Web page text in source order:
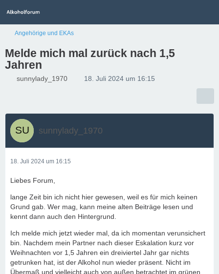
Angehörige und EKAs
Melde mich mal zurück nach 1,5
Jahren
sunnylady_1970 18. Juli 2024 um 16:15
sunnylady_1970
18. Juli 2024 um 16:15
Liebes Forum,
lange Zeit bin ich nicht hier gewesen, weil es für mich keinen
Grund gab. Wer mag, kann meine alten Beiträge lesen und
kennt dann auch den Hintergrund.
Ich melde mich jetzt wieder mal, da ich momentan verunsichert
bin. Nachdem mein Partner nach dieser Eskalation kurz vor
Weihnachten vor 1,5 Jahren ein dreiviertel Jahr gar nichts
getrunken hat, ist der Alkohol nun wieder präsent. Nicht im
Übermaß und vielleicht auch von außen betrachtet im grünen